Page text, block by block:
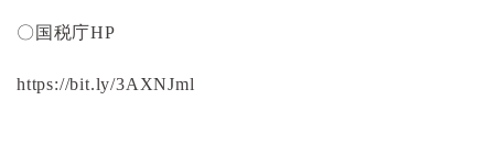
〇国税庁HP
https://bit.ly/3AXNJml